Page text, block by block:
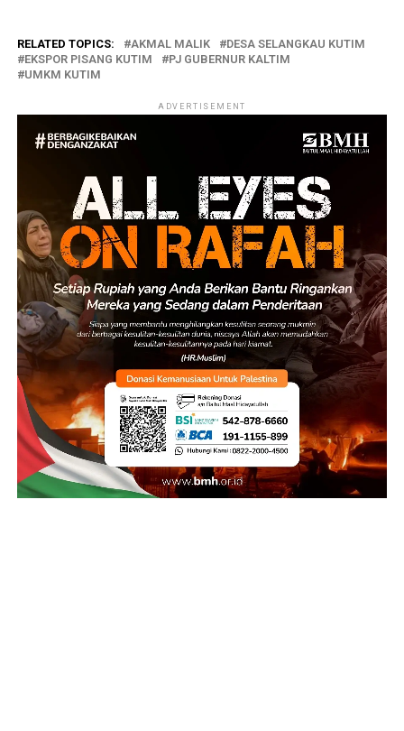
RELATED TOPICS: AKMAL MALIK
DESA SELANGKAU KUTIM
EKSPOR PISANG KUTIM
PJ GUBERNUR KALTIM
UMKM KUTIM
ADVERTISEMENT